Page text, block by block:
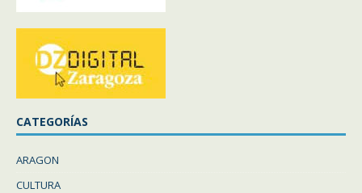
CATEGORÍAS
ARAGON
CULTURA